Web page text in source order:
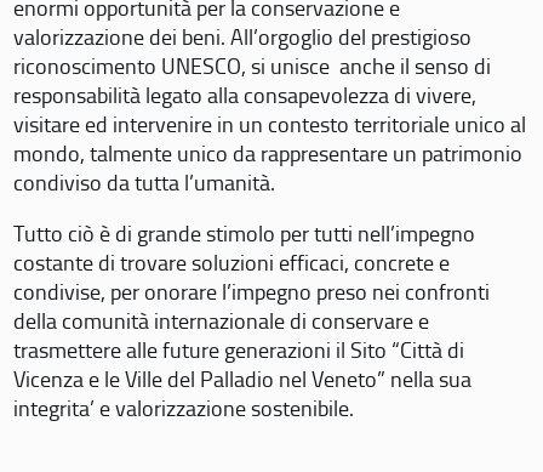
enormi opportunità per la conservazione e
valorizzazione dei beni. All’orgoglio del prestigioso
riconoscimento UNESCO, si unisce anche il senso di
responsabilità legato alla consapevolezza di vivere,
visitare ed intervenire in un contesto territoriale unico al
mondo, talmente unico da rappresentare un patrimonio
condiviso da tutta l’umanità.
Tutto ciò è di grande stimolo per tutti nell’impegno
costante di trovare soluzioni efficaci, concrete e
condivise, per onorare l’impegno preso nei confronti
della comunità internazionale di conservare e
trasmettere alle future generazioni il Sito “Città di
Vicenza e le Ville del Palladio nel Veneto” nella sua
integrita’ e valorizzazione sostenibile.